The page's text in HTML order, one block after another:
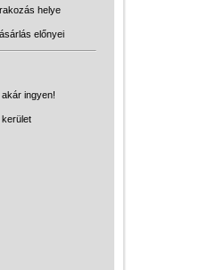
helye
előnyei
ingyen!
kerület
Licenszes TOP
gyerekajándékok
LOGICO
LÜK